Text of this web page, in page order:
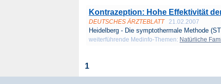
Kontrazeption: Hohe Effektivität
DEUTSCHES ÄRZTEBLATT 21.02.2007
Heidelberg - Die symptothermale Methode
weiterführende Medinfo-Themen: Natürliche
1